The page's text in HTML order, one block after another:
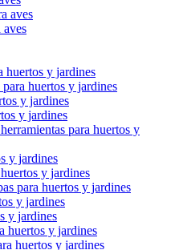
aves
aves
huertos y jardines
huertos y jardines
y jardines
y jardines
para huertos y
y jardines
y jardines
para huertos y jardines
y jardines
y jardines
huertos y jardines
huertos y jardines